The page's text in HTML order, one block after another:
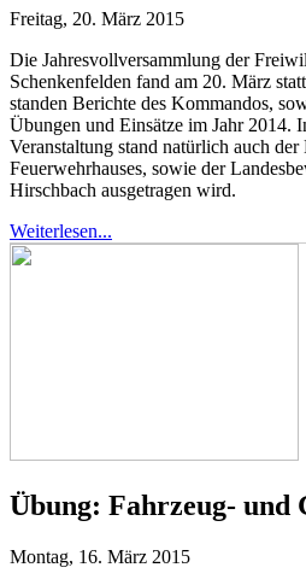
Freitag, 20. März 2015
Die Jahresvollversammlung der
Schenkenfelden fand am 20. März
standen Berichte des Kommandos,
Übungen und Einsätze im Jahr 2014.
Veranstaltung stand natürlich auch der
Feuerwehrhauses, sowie der
Hirschbach ausgetragen wird.
Weiterlesen...
Übung: Fahrzeug- und
Montag, 16. März 2015